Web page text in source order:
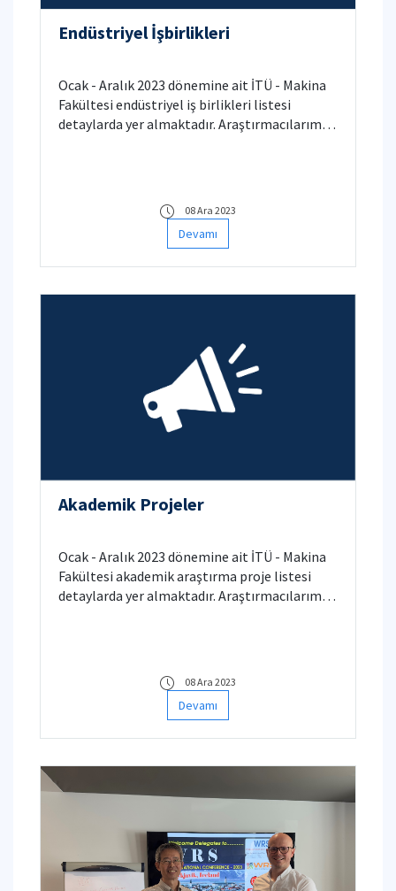
Endüstriyel İşbirlikleri
Ocak - Aralık 2023 dönemine ait İTÜ - Makina
Fakültesi endüstriyel iş birlikleri listesi
detaylarda yer almaktadır. Araştırmacılarımızı
08 Ara 2023
Devamı
Akademik Projeler
Ocak - Aralık 2023 dönemine ait İTÜ - Makina
Fakültesi akademik araştırma proje listesi
detaylarda yer almaktadır. Araştırmacılarımızı
08 Ara 2023
Devamı